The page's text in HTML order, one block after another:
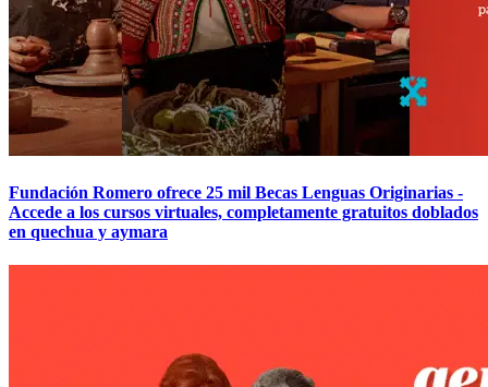
Fundación Romero ofrece 25 mil Becas Lenguas Originarias -
Accede a los cursos virtuales, completamente gratuitos doblados
en quechua y aymara